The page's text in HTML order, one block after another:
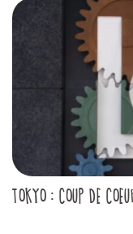
TOKYO : COUP DE